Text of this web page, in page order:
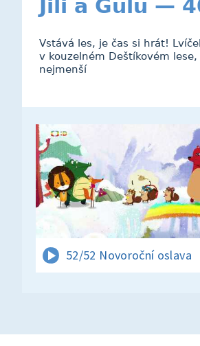
Jili a Gulu —
Vstává les, je čas si hrát!
v kouzelném Deštíkovém
nejmenší
52/52 Novoroční oslava